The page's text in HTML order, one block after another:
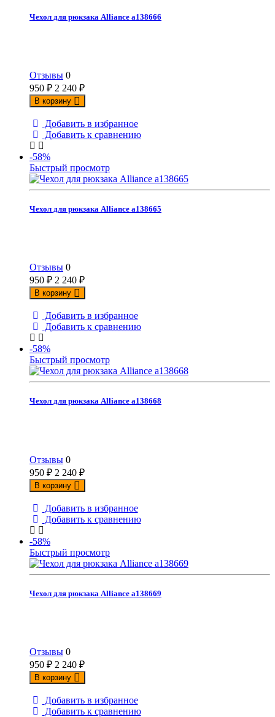
Чехол для рюкзака Alliance а138666
Отзывы 0
950 ₽ 2 240 ₽
В корзину
Добавить в избранное
Добавить к сравнению
-58%
Быстрый просмотр
Чехол для рюкзака Alliance а138665
Отзывы 0
950 ₽ 2 240 ₽
В корзину
Добавить в избранное
Добавить к сравнению
-58%
Быстрый просмотр
Чехол для рюкзака Alliance а138668
Отзывы 0
950 ₽ 2 240 ₽
В корзину
Добавить в избранное
Добавить к сравнению
-58%
Быстрый просмотр
Чехол для рюкзака Alliance а138669
Отзывы 0
950 ₽ 2 240 ₽
В корзину
Добавить в избранное
Добавить к сравнению